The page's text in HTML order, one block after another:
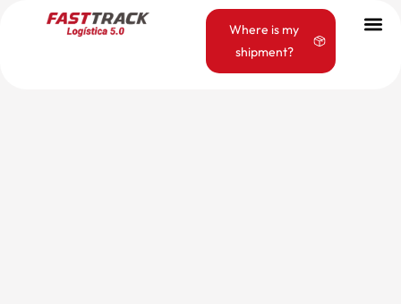
Where is my
shipment?